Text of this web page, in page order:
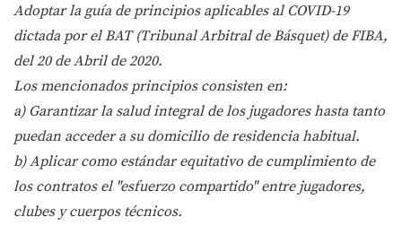
Adoptar la guía de principios aplicables al COVID-19
dictada por el BAT (Tribunal Arbitral de Básquet) de FIBA,
del 20 de Abril de 2020.
Los mencionados principios consisten en:
a) Garantizar la salud integral de los jugadores hasta tanto
puedan acceder a su domicilio de residencia habitual.
b) Aplicar como estándar equitativo de cumplimiento de
los contratos el "esfuerzo compartido" entre jugadores,
clubes y cuerpos técnicos.